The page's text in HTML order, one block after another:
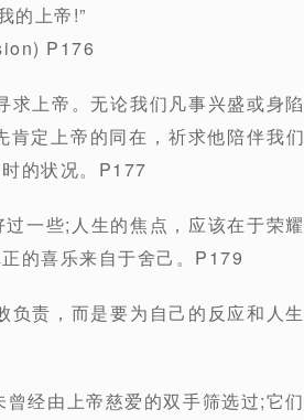
的上帝!”
P176
上帝。无论我们凡事兴盛或身陷
定上帝的同在，祈求他陪伴我们
的状况。P177
一些;人生的焦点，应该在于荣耀
的喜乐来自于舍己。P179
责，而是要为自己的反应和人生
经由上帝慈爱的双手筛选过;它们